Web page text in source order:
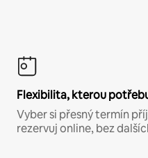
Flexibilita, kterou
Vyber si přesný termín
rezervuj online, bez